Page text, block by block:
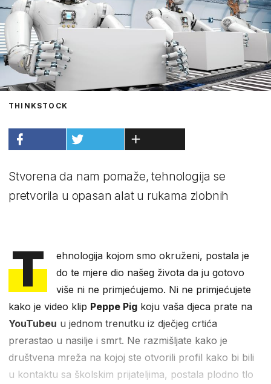
THINKSTOCK
Stvorena da nam pomaže, tehnologija se
pretvorila u opasan alat u rukama zlobnih
T
ehnologija kojom smo okruženi, postala je
do te mjere dio našeg života da ju gotovo
više ni ne primjećujemo. Ni ne primjećujete
kako je video klip Peppe Pig koju vaša djeca prate na
YouTubeu u jednom trenutku iz dječjeg crtića
prerastao u nasilje i smrt. Ne razmišljate kako je
društvena mreža na kojoj ste otvorili profil kako bi bili
u kontaktu sa školskim prijateljima, postala plodno tlo